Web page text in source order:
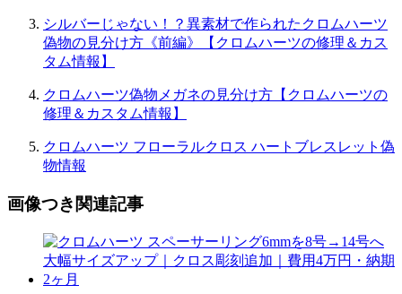
シルバーじゃない！？異素材で作られたクロムハーツ
偽物の見分け方《前編》【クロムハーツの修理＆カス
タム情報】
クロムハーツ偽物メガネの見分け方【クロムハーツの
修理＆カスタム情報】
クロムハーツ フローラルクロス ハートブレスレット偽
物情報
画像つき関連記事